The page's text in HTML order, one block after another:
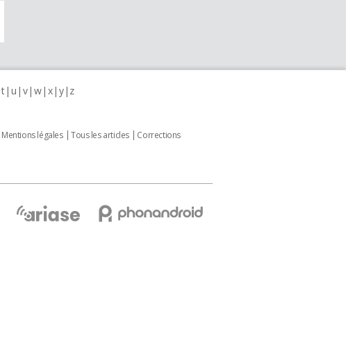
t u v w x y z
Mentions légales Tous les articles
Corrections